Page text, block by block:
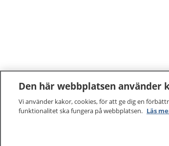
Den här webbplatsen använder
Vi använder kakor, cookies, för att ge dig en
funktionalitet ska fungera på webbplatsen. Läs